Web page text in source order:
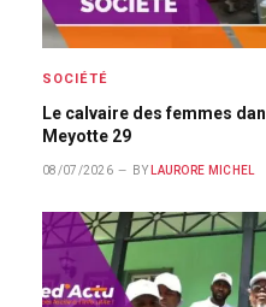
SOCIÉTÉ
Le calvaire des femmes
Meyotte 29
08/07/2026 BY LAURORE MICHEL